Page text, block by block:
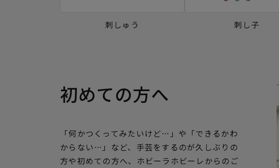
刺しゅう 刺し子
初めての方へ
「何かつくってみたいけど…」や「できるかわ
からない…」など、手芸をするのが久しぶりの
方や初めての方へ、ホビーラホビーレからのご